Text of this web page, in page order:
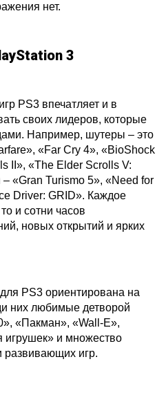
нет.
3
PS3 впечатляет и в
своих лидеров, которые
Например, шутеры – это
«Far Cry 4», «BioShock
II», «The Elder Scrolls V:
«Gran Turismo 5», «Need for
Driver: GRID». Каждое
и сотни часов
новых открытий и ярких
PS3 ориентирована на
них любимые детворой
«Пакман», «Wall-E»,
игрушек» и множество
развивающих игр.